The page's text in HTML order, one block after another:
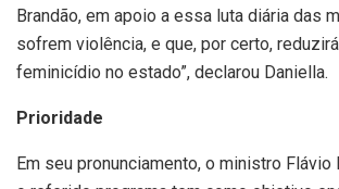
Brandão, em apoio a essa luta diária das
sofrem violência, e que, por certo,
feminicídio no estado”, declarou Daniella.
Prioridade
Em seu pronunciamento, o ministro Flávio